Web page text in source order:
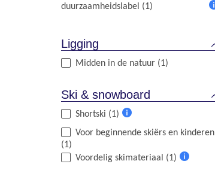
duurzaamheidslabel (1)
Ligging
Midden in de natuur (1)
Ski & snowboard
Shortski (1)
informatie
Voor beginnende skiërs en kinderen
(1)
Voordelig skimateriaal (1)